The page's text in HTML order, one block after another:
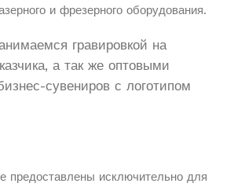
и фрезерного оборудования.
гравировкой на
а так же оптовыми
сувениров с логотипом
предоставлены исключительно для